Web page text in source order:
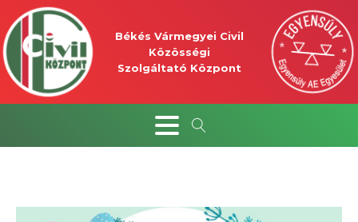
Békés Vármegyei Civil
Közösségi
Szolgáltató Központ